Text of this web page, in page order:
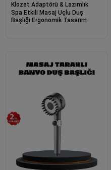
Klozet Adaptörü & Lazımlık
Spa Etkili Masaj Uçlu Duş
Başlığı Ergonomik Tasarım